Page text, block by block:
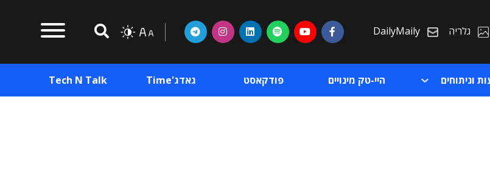
גלריה DailyMaily
וניתוחים היי-טק מינויים פודקאסט גאדג'Time Tech N Talk